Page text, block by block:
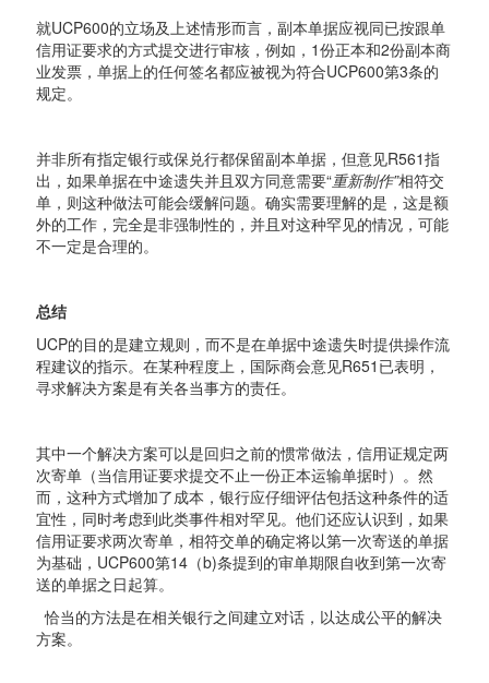
就UCP600的立场及上述情形而言，副本单据应视同已按跟单
信用证要求的方式提交进行审核，例如，1份正本和2份副本商
业发票，单据上的任何签名都应被视为符合UCP600第3条的
规定。
并非所有指定银行或保兑行都保留副本单据，但意见R561指
出，如果单据在中途遗失并且双方同意需要“重新制作”相符交
单，则这种做法可能会缓解问题。确实需要理解的是，这是额
外的工作，完全是非强制性的，并且对这种罕见的情况，可能
不一定是合理的。
总结
UCP的目的是建立规则，而不是在单据中途遗失时提供操作流
程建议的指示。在某种程度上，国际商会意见R651已表明，
寻求解决方案是有关各当事方的责任。
其中一个解决方案可以是回归之前的惯常做法，信用证规定两
次寄单（当信用证要求提交不止一份正本运输单据时）。然
而，这种方式增加了成本，银行应仔细评估包括这种条件的适
宜性，同时考虑到此类事件相对罕见。他们还应认识到，如果
信用证要求两次寄单，相符交单的确定将以第一次寄送的单据
为基础，UCP600第14（b)条提到的审单期限自收到第一次寄
送的单据之日起算。
恰当的方法是在相关银行之间建立对话，以达成公平的解决
方案。